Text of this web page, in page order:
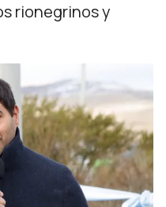
rionegrinos y